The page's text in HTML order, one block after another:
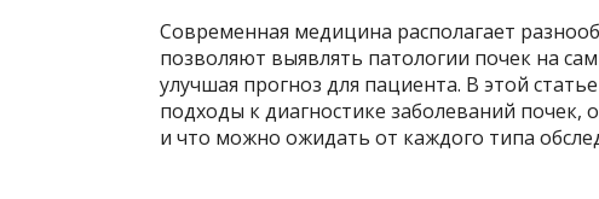
Современная медицина располагает
позволяют выявлять патологии почек на
улучшая прогноз для пациента. В этой
подходы к диагностике заболеваний
и что можно ожидать от каждого типа